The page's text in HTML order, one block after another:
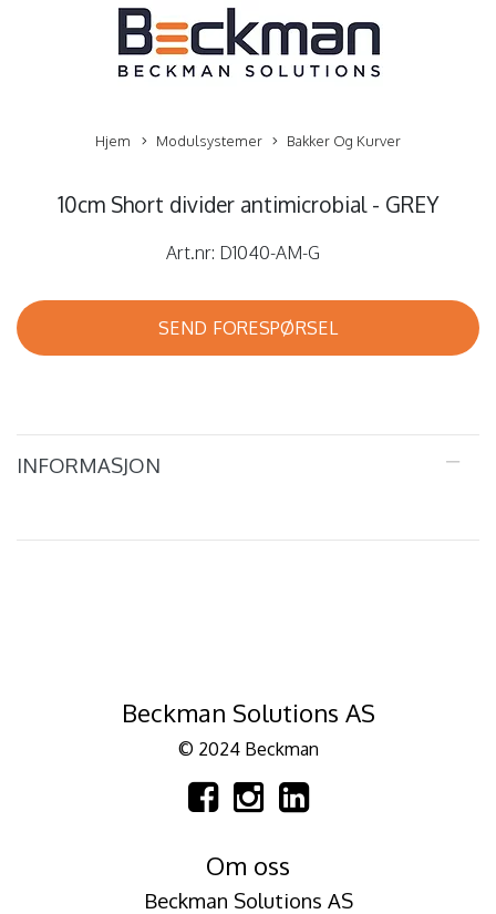
Hjem Modulsystemer Bakker Og Kurver
10cm Short divider antimicrobial - GREY
Art.nr: D1040-AM-G
SEND FORESPØRSEL
INFORMASJON
Beckman Solutions AS
© 2024 Beckman
Om oss
Beckman Solutions AS